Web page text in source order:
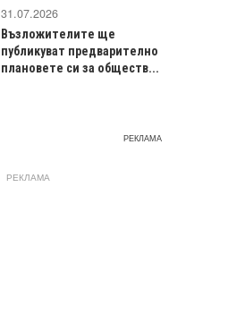
31.07.2026
Възложителите ще
публикуват предварително
плановете си за обществ...
РЕКЛАМА
РЕКЛАМА